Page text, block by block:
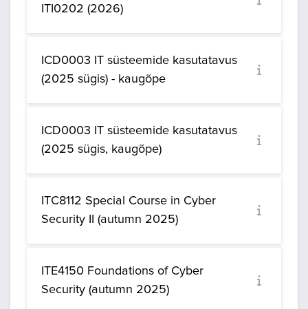
ITI0202 (2026)
ICD0003 IT süsteemide kasutatavus
(2025 sügis) - kaugõpe
ICD0003 IT süsteemide kasutatavus
(2025 sügis, kaugõpe)
ITC8112 Special Course in Cyber
Security II (autumn 2025)
ITE4150 Foundations of Cyber
Security (autumn 2025)